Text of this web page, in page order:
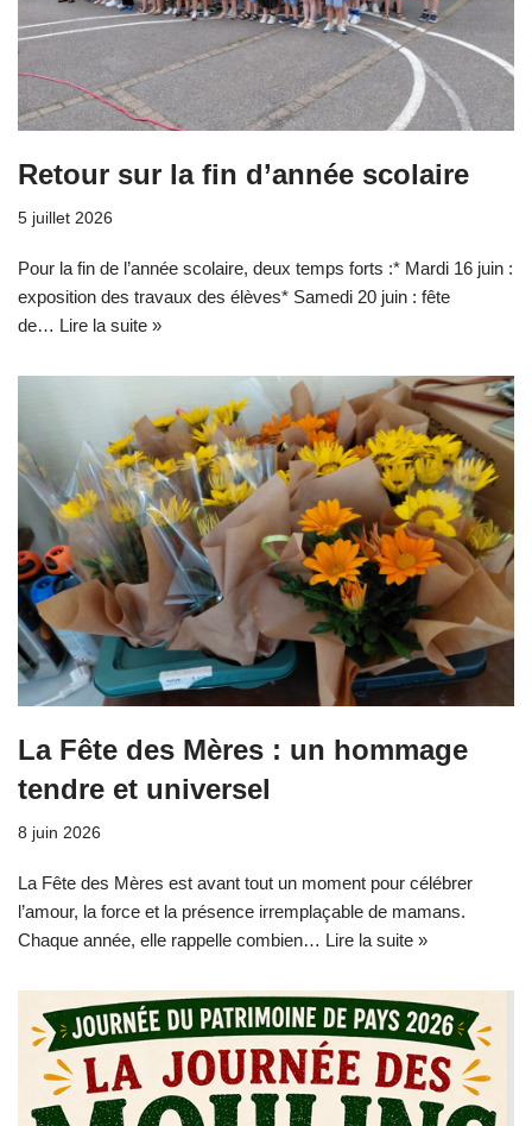
Retour sur la fin d’année scolaire
5 juillet 2026
Pour la fin de l’année scolaire, deux temps forts :* Mardi 16 juin :
exposition des travaux des élèves* Samedi 20 juin : fête
de… Lire la suite »
La Fête des Mères : un hommage
tendre et universel
8 juin 2026
La Fête des Mères est avant tout un moment pour célébrer
l’amour, la force et la présence irremplaçable de mamans.
Chaque année, elle rappelle combien… Lire la suite »